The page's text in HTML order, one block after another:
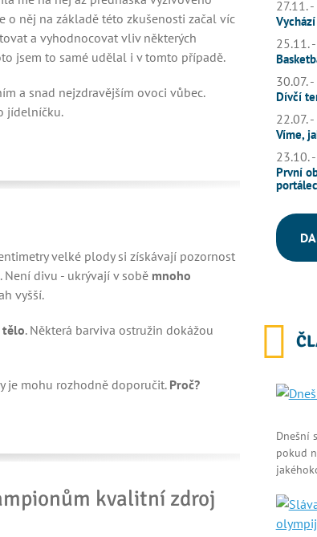
o něj na základě této zkušenosti začal víc
a vyhodnocovat vliv některých
jsem to samé udělal i v tomto případě.
a snad nejzdravějším ovoci vůbec.
jídelníčku.
velké plody si získávají pozornost
Není divu - ukrývají v sobě mnoho
vyšší.
tělo. Některá barviva ostružin dokážou
je mohu rozhodně doporučit. Proč?
kvalitní zdroj
27.11.
25.11.
30.07.
Dívčí
22.07.
Víme,
23.10.
První
Dnešní
pokud